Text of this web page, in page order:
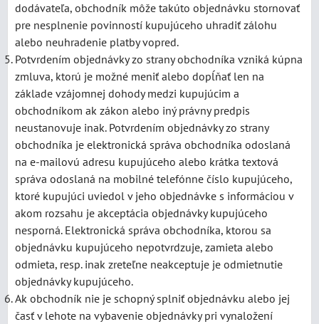
dodávateľa, obchodník môže takúto objednávku stornovať
pre nesplnenie povinností kupujúceho uhradiť zálohu
alebo neuhradenie platby vopred.
Potvrdením objednávky zo strany obchodníka vzniká kúpna
zmluva, ktorú je možné meniť alebo dopĺňať len na
základe vzájomnej dohody medzi kupujúcim a
obchodníkom ak zákon alebo iný právny predpis
neustanovuje inak. Potvrdením objednávky zo strany
obchodníka je elektronická správa obchodníka odoslaná
na e-mailovú adresu kupujúceho alebo krátka textová
správa odoslaná na mobilné telefónne číslo kupujúceho,
ktoré kupujúci uviedol v jeho objednávke s informáciou v
akom rozsahu je akceptácia objednávky kupujúceho
nesporná. Elektronická správa obchodníka, ktorou sa
objednávku kupujúceho nepotvrdzuje, zamieta alebo
odmieta, resp. inak zreteľne neakceptuje je odmietnutie
objednávky kupujúceho.
Ak obchodník nie je schopný splniť objednávku alebo jej
časť v lehote na vybavenie objednávky pri vynaložení